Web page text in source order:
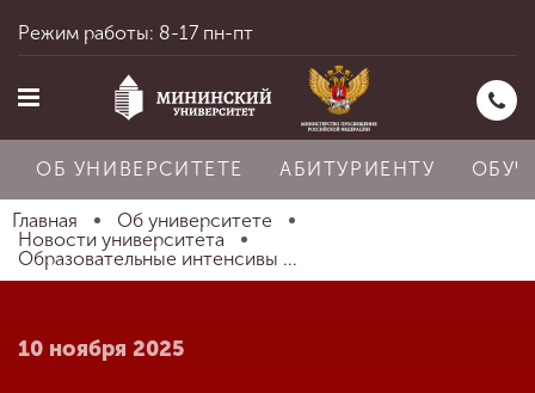
Главная
Режим работы: 8-17 пн-пт
ОБ УНИВЕРСИТЕТЕ АБИТУРИЕНТУ
Главная
Об университете
Новости университета
Образовательные интенсивы ...
10 ноября 2025